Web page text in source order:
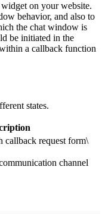
on your website.
behavior, and also to
the chat window is
be initiated in the
a callback function
states.
request form\
channel